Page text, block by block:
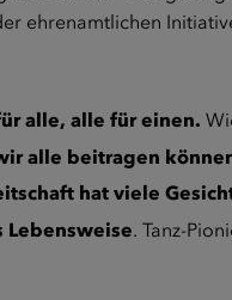
ehrenamtlichen
alle, alle für einen.
alle beitragen
hat viele
Lebensweise. Tanz-